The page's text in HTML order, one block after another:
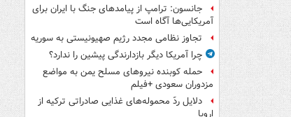
جانسون: ترامپ از پیامدهای جنگ با ایران برای
آمریکایی‌ها آگاه است
تجاوز نظامی مجدد رژیم صهیونیستی به سوریه
چرا آمریکا دیگر بازدارندگی پیشین را ندارد؟
حمله کوبنده نیروهای مسلح یمن به مواضع
مزدوران سعودی +فیلم
دلایل ردّ محموله‌های غذایی صادراتی ترکیه از
اروپا